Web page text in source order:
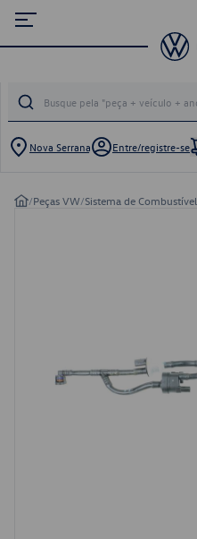
Nova Serrana Entre/registre-se
/Peças VW/Sistema de Combustível